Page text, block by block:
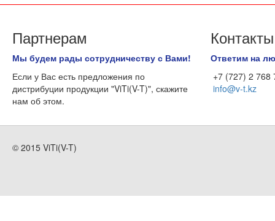
Партнерам
Мы будем рады сотрудничеству с Вами!
Если у Вас есть предложения по
дистрибуции продукции "ViTi(V-T)", скажите
нам об этом.
Контакты
Ответим на
+7 (727) 2 768
info@v-t.kz
© 2015 ViTi(V-T)